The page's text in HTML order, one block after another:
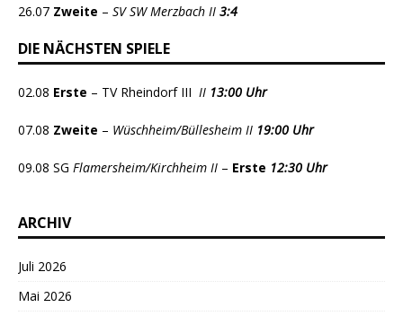
26.07 Zweite – SV SW Merzbach II 3:4
DIE NÄCHSTEN SPIELE
02.08 Erste – TV Rheindorf III II 13:00 Uhr
07.08 Zweite – Wüschheim/Büllesheim II 19:00 Uhr
09.08 SG Flamersheim/Kirchheim II – Erste 12:30 Uhr
ARCHIV
Juli 2026
Mai 2026